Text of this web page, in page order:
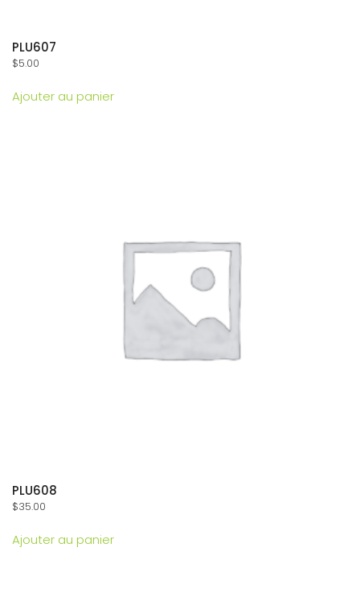
PLU607
$5.00
Ajouter au panier
PLU608
$35.00
Ajouter au panier